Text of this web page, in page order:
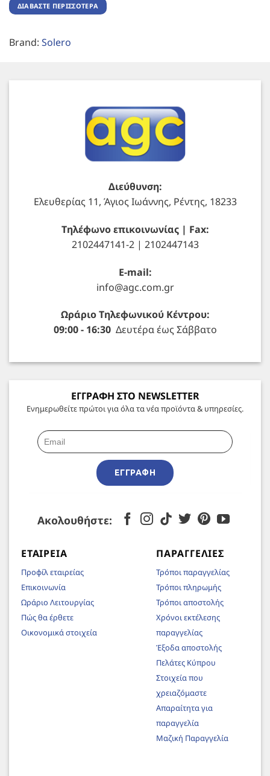
ΔΙΑΒΆΣΤΕ ΠΕΡΙΣΣΌΤΕΡΑ
Brand: Solero
Διεύθυνση:
Ελευθερίας 11, Άγιος Ιωάννης, Ρέντης, 18233
Τηλέφωνο επικοινωνίας | Fax:
2102447141-2 | 2102447143
E-mail:
info@agc.com.gr
Ωράριο Τηλεφωνικού Κέντρου:
09:00 - 16:30Δευτέρα έως Σάββατο
ΕΓΓΡΑΦΗ ΣΤΟ NEWSLETTER
Ενημερωθείτε πρώτοι για όλα τα νέα προϊόντα & υπηρεσίες.
ΕΓΓΡΑΦΉ
Ακολουθήστε:
ΕΤΑΙΡΕΊΑ
Προφίλ εταιρείας
Επικοινωνία
Ωράριο Λειτουργίας
Πώς θα έρθετε
Οικονομικά στοιχεία
ΠΑΡΑΓΓΕΛΊΕΣ
Τρόποι παραγγελίας
Τρόποι πληρωμής
Τρόποι αποστολής
Χρόνοι εκτέλεσης
παραγγελίας
Έξοδα αποστολής
Πελάτες Κύπρου
Στοιχεία που
χρειαζόμαστε
Απαραίτητα για
παραγγελία
Μαζική Παραγγελία